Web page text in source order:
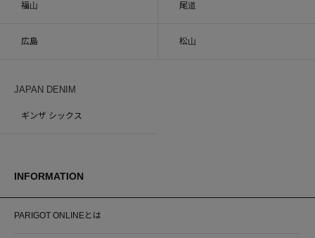
福山 尾道
広島 松山
JAPAN DENIM
ギンザ シックス
INFORMATION
PARIGOT ONLINEとは